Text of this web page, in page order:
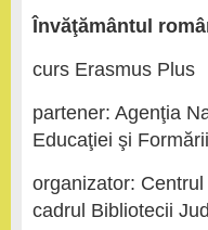
Învăţământul
curs Erasmus Plus
partener: Agenţia
Educaţiei şi
organizator:
cadrul Bibliotecii